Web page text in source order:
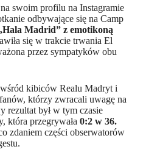
swoim profilu na Instagramie
odbywające się na Camp
Madrid” z emotikoną
się w trakcie trwania El
przez sympatyków obu
kibiców Realu Madryt i
którzy zwracali uwagę na
rezultat był w tym czasie
która przegrywała 0:2 w 36.
zdaniem części obserwatorów